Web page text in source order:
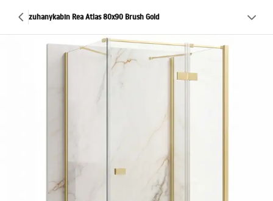
zuhanykabin Rea Atlas 80x90 Brush Gold